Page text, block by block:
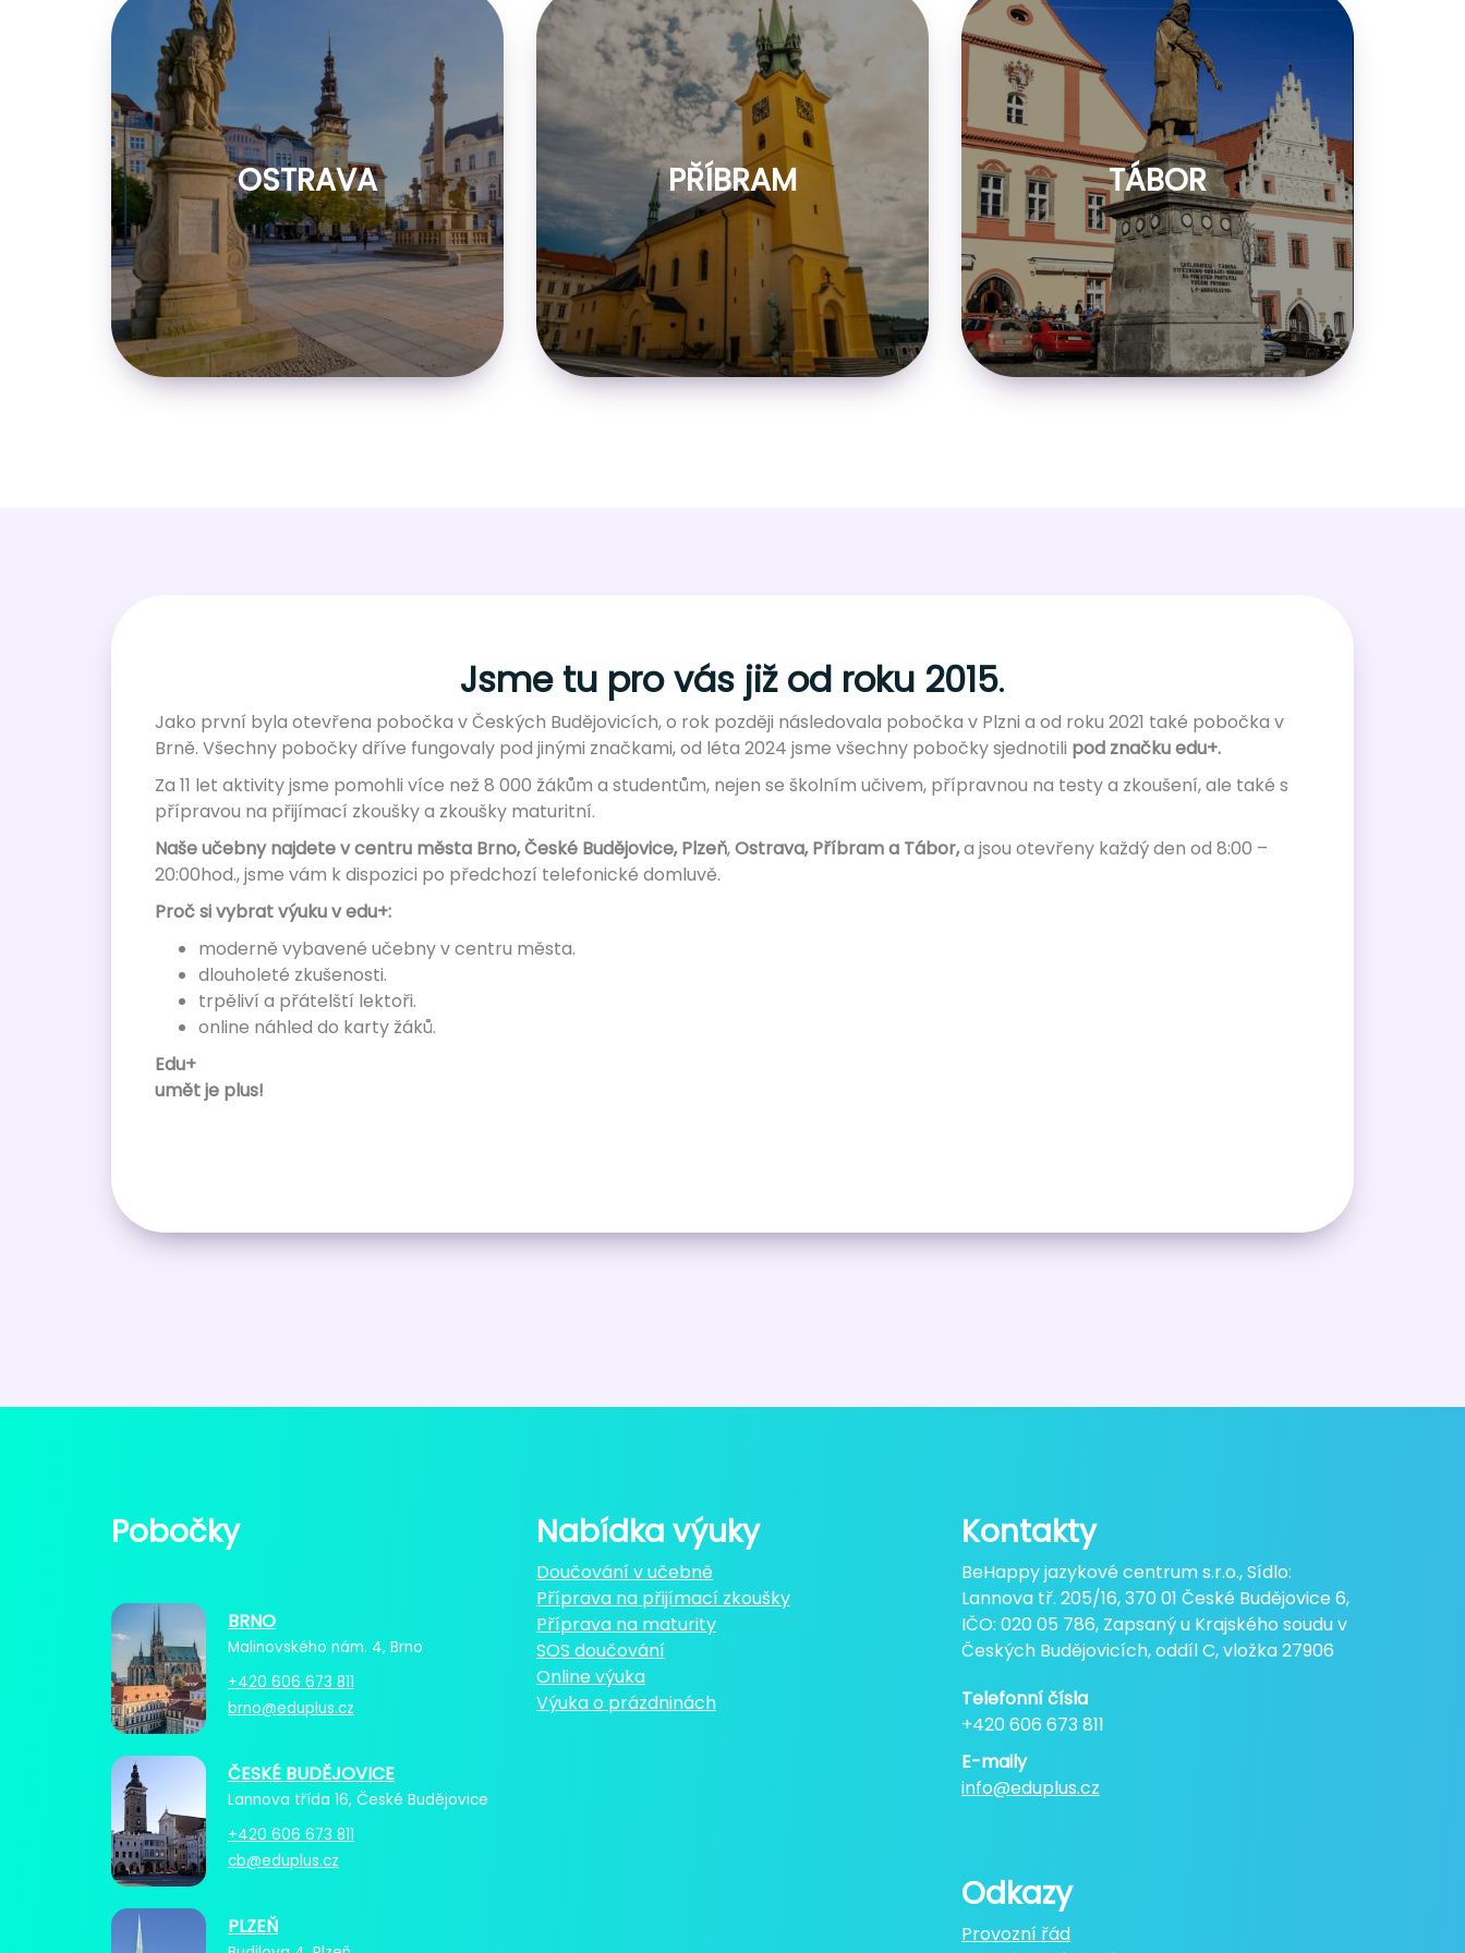
OSTRAVA PŘÍBRAM TÁBOR
Jsme tu pro vás již od roku 2015.
Jako první byla otevřena pobočka v Českých Budějovicích, o rok později následovala pobočka v Plzni a od roku 2021 také pobočka v
Brně. Všechny pobočky dříve fungovaly pod jinými značkami, od léta 2024 jsme všechny pobočky sjednotili pod značku edu+.
Za 11 let aktivity jsme pomohli více než 8 000 žákům a studentům, nejen se školním učivem, přípravnou na testy a zkoušení, ale také s
přípravou na přijímací zkoušky a zkoušky maturitní.
Naše učebny najdete v centru města Brno, České Budějovice, Plzeň,Ostrava, Příbram a Tábor,a jsou otevřeny každý den od 8:00 –
20:00hod., jsme vám k dispozici po předchozí telefonické domluvě.
Proč si vybrat výuku v edu+:
moderně vybavené učebny v centru města.
dlouholeté zkušenosti.
trpěliví a přátelští lektoři.
online náhled do karty žáků.
Edu+
umět je plus!
Pobočky
BRNO
Malinovského nám. 4, Brno
+420 606 673 811
brno@eduplus.cz
ČESKÉ BUDĚJOVICE
Lannova třída 16, České Budějovice
+420 606 673 811
cb@eduplus.cz
PLZEŇ
Nabídka výuky
Doučování v učebně
Příprava na přijímací zkoušky
Příprava na maturity
SOS doučování
Online výuka
Výuka o prázdninách
Kontakty
BeHappy jazykové centrum s.r.o., Sídlo:
Lannova tř. 205/16, 370 01 České Budějovice 6,
IČO: 020 05 786, Zapsaný u Krajského soudu v
Českých Budějovicích, oddíl C, vložka 27906
Telefonní čísla
+420 606 673 811
E-maily
info@eduplus.cz
Odkazy
Provozní řád